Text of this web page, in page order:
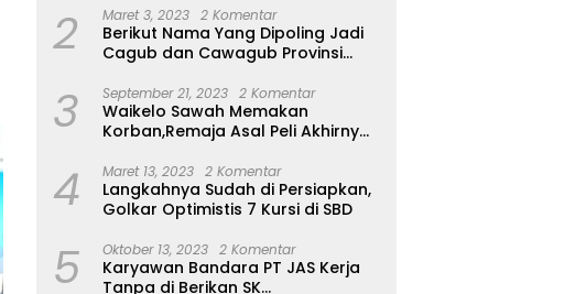
2 Maret 3, 2023 2 Komentar
Berikut Nama Yang Dipoling Jadi
Cagub dan Cawagub Provinsi
3 September 21, 2023 2 Komentar
Waikelo Sawah Memakan
Korban,Remaja Asal Peli Akhirnya
4 Maret 13, 2023 2 Komentar
Langkahnya Sudah di Persiapkan,
Golkar Optimistis 7 Kursi di SBD
5 Oktober 13, 2023 2 Komentar
Karyawan Bandara PT JAS Kerja
Tanpa di Berikan SK